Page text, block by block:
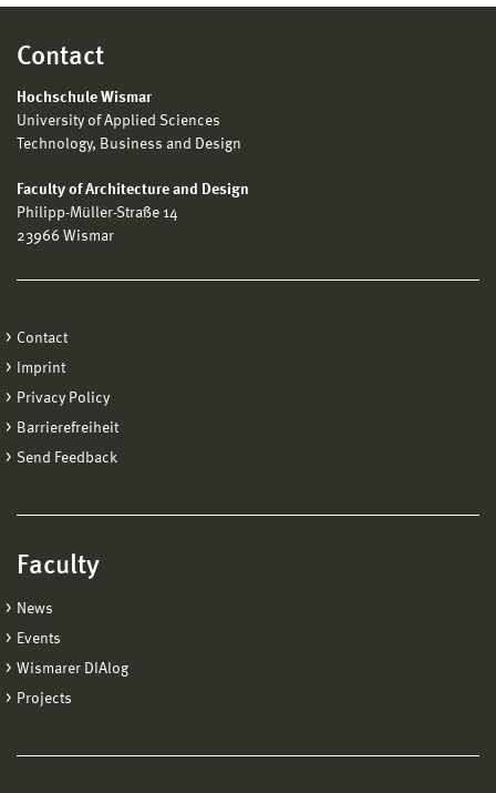
Contact
Hochschule Wismar
University of Applied Sciences
Technology, Business and Design
Faculty of Architecture and Design
Philipp-Müller-Straße 14
23966 Wismar
Contact
Imprint
Privacy Policy
Barrierefreiheit
Send Feedback
Faculty
News
Events
Wismarer DIAlog
Projects